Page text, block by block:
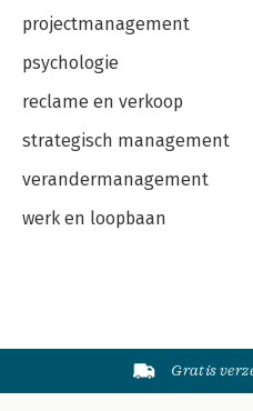
projectmanagement
psychologie
reclame en verkoop
strategisch management
verandermanagement
werk en loopbaan
Gratis